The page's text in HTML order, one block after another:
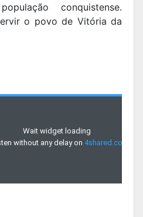
conquistense.
o povo de Vitória da